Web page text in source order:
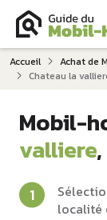
Accueil Achat de
Chateau la
Mobil-
valliere
localité